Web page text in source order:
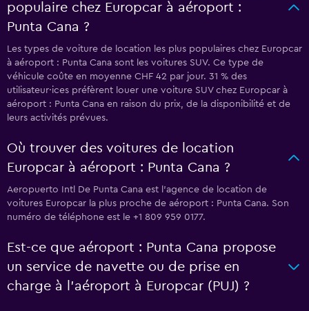
populaire chez Europcar à aéroport :
Punta Cana ?
Les types de voiture de location les plus populaires chez Europcar
à aéroport : Punta Cana sont les voitures SUV. Ce type de
véhicule coûte en moyenne CHF 42 par jour. 31 % des
utilisateur·ices préfèrent louer une voiture SUV chez Europcar à
aéroport : Punta Cana en raison du prix, de la disponibilité et de
leurs activités prévues.
Où trouver des voitures de location
Europcar à aéroport : Punta Cana ?
Aeropuerto Intl De Punta Cana est l'agence de location de
voitures Europcar la plus proche de aéroport : Punta Cana. Son
numéro de téléphone est le +1 809 959 0177.
Est-ce que aéroport : Punta Cana propose
un service de navette ou de prise en
charge à l’aéroport à Europcar (PUJ) ?